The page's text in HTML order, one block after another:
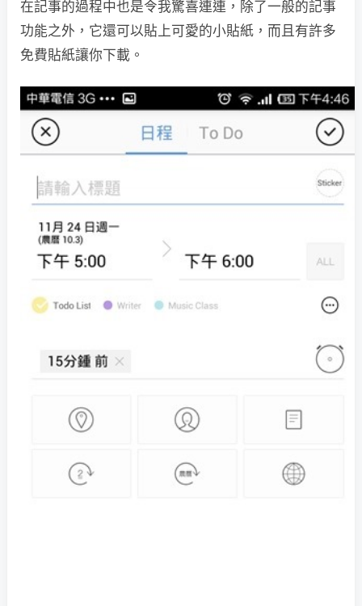
在記事的過程中也是令我驚喜連連，除了一般的記事
功能之外，它還可以貼上可愛的小貼紙，而且有許多
免費貼紙讓你下載。